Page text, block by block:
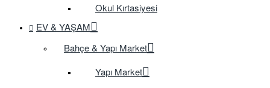
Okul Kırtasiyesi
EV & YAŞAM
Bahçe & Yapı Market
Yapı Market